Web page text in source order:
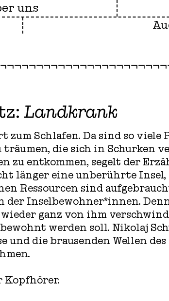
uns
Landkrank
Schlafen. Da sind so viele
die sich in Schurken
zu entkommen, segelt der
länger eine unberührte Insel,
Ressourcen sind
der Inselbewohner*innen.
ganz von ihm
werden soll. Nikolaj
die brausenden Wellen des
Kopfhörer.